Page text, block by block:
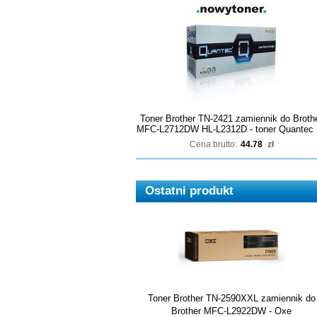
Toner Brother TN-2421 zamiennik do
MFC-L2712DW HL-L2312D - toner Quantec
Cena brutto: 44.78 zł
Ostatni produkt
Toner Brother TN-2590XXL zamiennik do
Brother MFC-L2922DW - Oxe